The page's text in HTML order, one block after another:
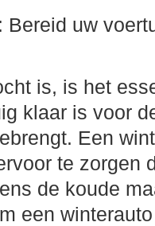
uw
is, is het
klaar is voor
Een
te zorgen
de koude
een